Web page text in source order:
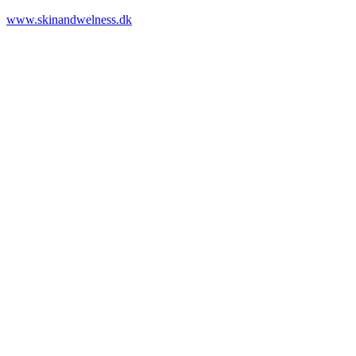
www.skinandwelness.dk